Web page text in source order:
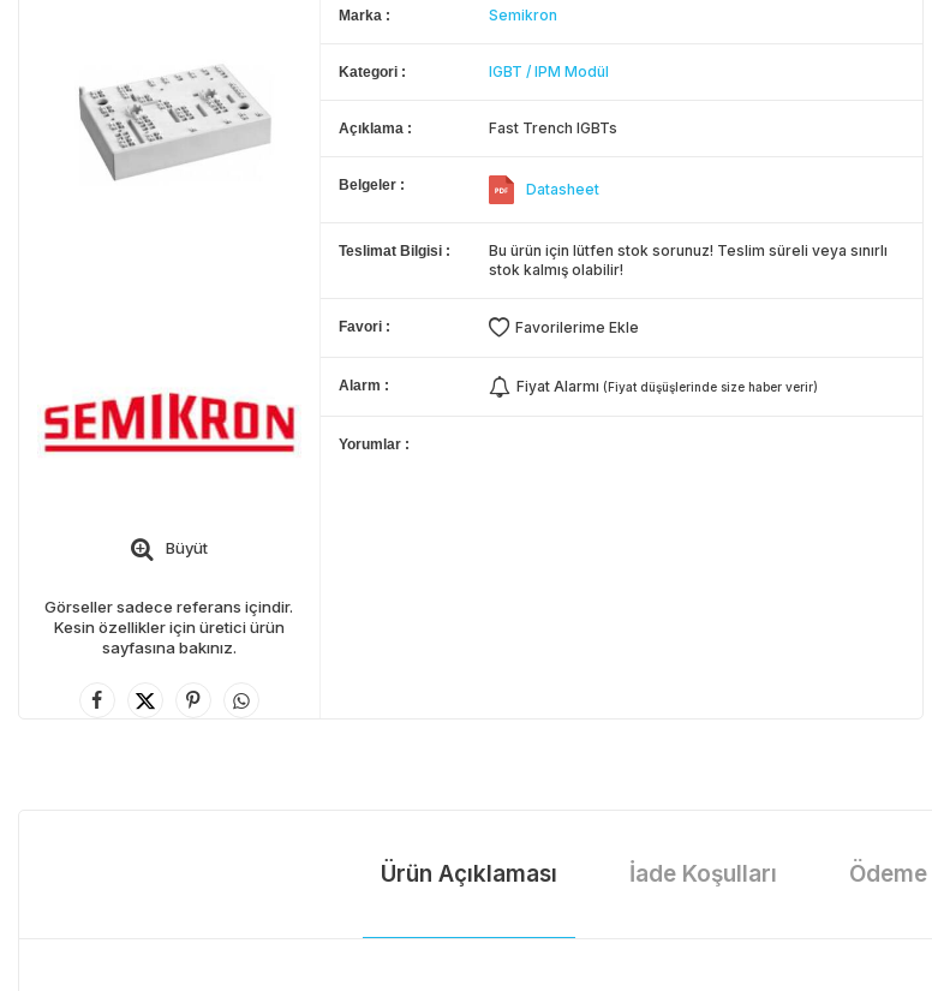
Büyüt
Görseller sadece referans içindir.
Kesin özellikler için üretici ürün
sayfasına bakınız.
Marka Semikron
Kategori IGBT / IPM Modül
Açıklama Fast Trench IGBTs
Belgeler Datasheet
Teslimat Bilgisi
Bu ürün için lütfen stok sorunuz! Teslim süreli veya sınırlı
stok kalmış olabilir!
Favori Favorilerime Ekle
Alarm Fiyat Alarmı (Fiyat düşüşlerinde size haber verir)
Yorumlar
Ürün Açıklaması İade Koşulları